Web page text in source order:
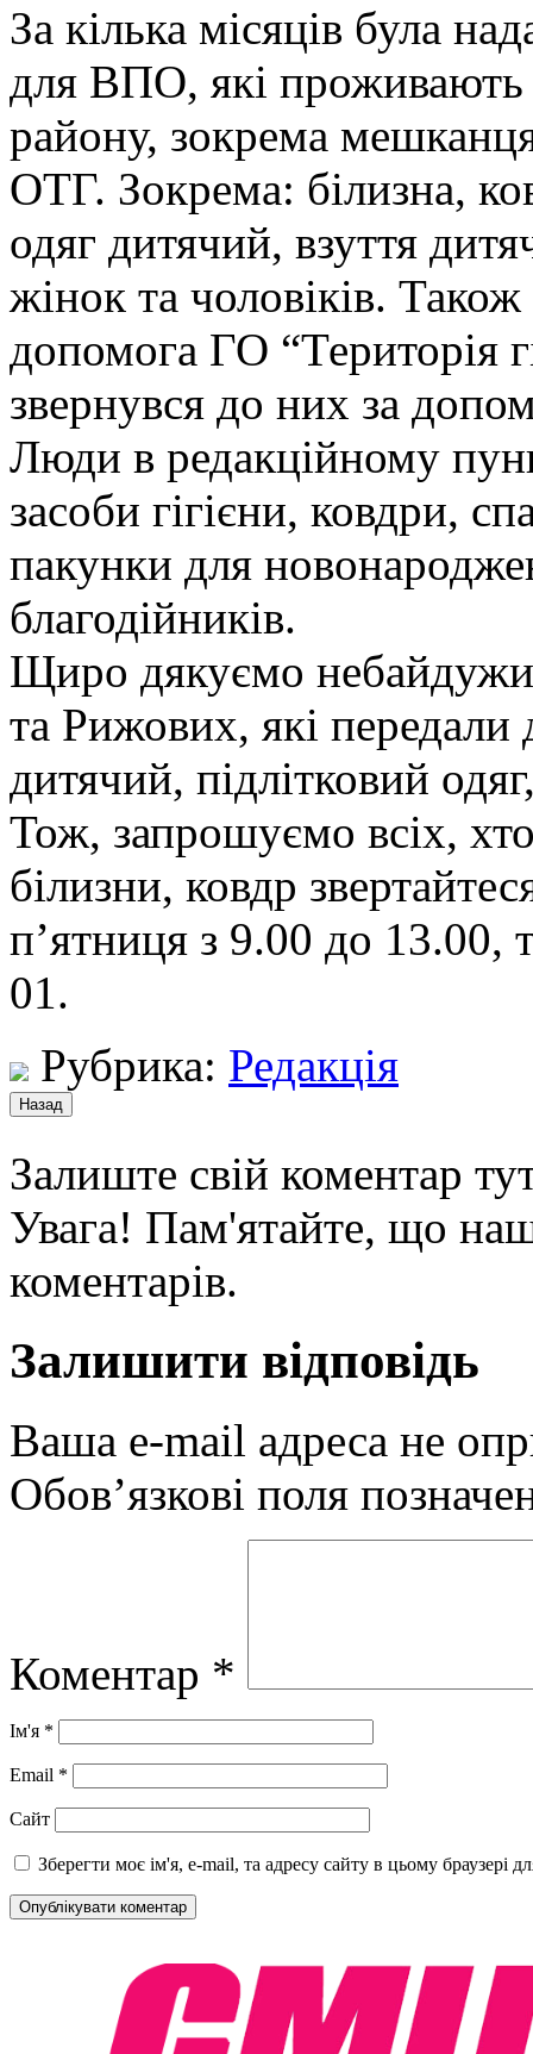
За кілька місяців була
для ВПО, які проживають
району, зокрема
ОТГ. Зокрема: білизна,
одяг дитячий, взуття
жінок та чоловіків.
допомога ГО “Територія
звернувся до них за
Люди в редакційному
засоби гігієни, ковдри,
пакунки для
благодійників.
Щиро дякуємо
та Рижових, які передали
дитячий, підлітковий
Тож, запрошуємо всіх,
білизни, ковдр
п’ятниця з 9.00 до
01.
Рубрика: Редакція
Залиште свій коментар
Увага! Пам'ятайте, що
коментарів.
Залишити відповідь
Ваша e-mail адреса не
Обов’язкові поля
Коментар *
Ім'я *
Email *
Сайт
Зберегти моє ім'я, e-mail, та адресу сайту в цьому браузері